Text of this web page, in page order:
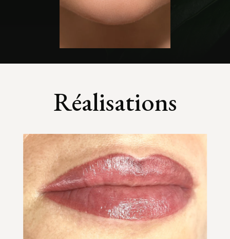
Réalisations